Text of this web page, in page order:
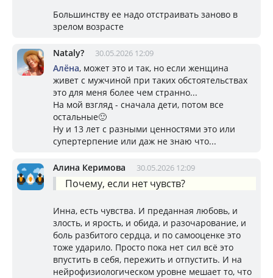
Большинству ее надо отстраивать заново в
зрелом возрасте
Nataly? 30.05.2026 12:09
Алёна, может это и так, но если женщина
живет с мужчиной при таких обстоятельствах
это для меня более чем странно...
На мой взгляд - сначала дети, потом все
остальные🙂
Ну и 13 лет с разными ценностями это или
супертерпение или даж не знаю что...
Алина Керимова 30.05.2026 12:09
Почему, если нет чувств?
Инна, есть чувства. И преданная любовь, и
злость, и ярость, и обида, и разочарование, и
боль разбитого сердца, и по самооценке это
тоже ударило. Просто пока нет сил всё это
впустить в себя, пережить и отпустить. И на
нейрофизиологическом уровне мешает то, что